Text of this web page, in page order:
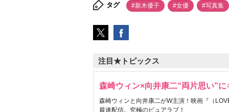
タグ #新木優子 #女優 #写真集
注目★トピックス
森崎ウィン×向井康二“両片思い”
森崎ウィンと向井康二がW主演！映画『（
最速配信。究極のピュアラブ！